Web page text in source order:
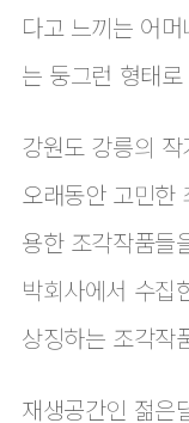
다고 느끼는 어
는 둥그런 형태
강원도 강릉의
오래동안 고민한
용한 조각작품들
박회사에서 수집
상징하는 조각작
재생공간인 젊은